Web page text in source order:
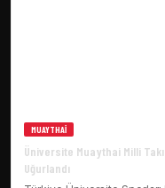
MUAYTHAI
Üniversite Muaythai Milli
Uğurlandı